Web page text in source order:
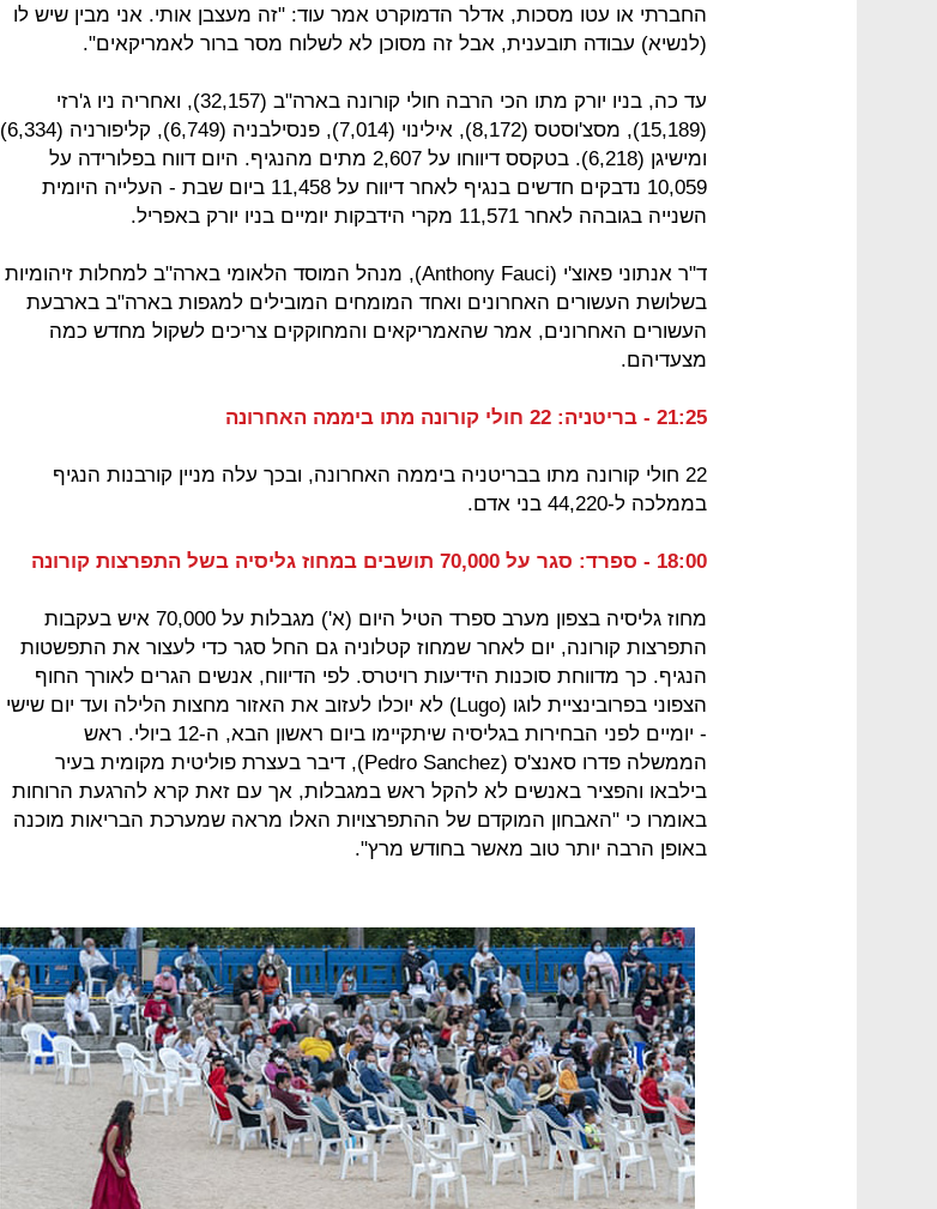
החברתי או עטו מסכות, אדלר הדמוקרט אמר עוד: "זה מעצבן אותי. אני מבין שיש לו
(לנשיא) עבודה תובענית, אבל זה מסוכן לא לשלוח מסר ברור לאמריקאים".
עד כה, בניו יורק מתו הכי הרבה חולי קורונה בארה"ב (32,157), ואחריה ניו ג'רזי
(15,189), מסצ'וסטס (8,172), אילינוי (7,014), פנסילבניה (6,749), קליפורניה (6,334)
ומישיגן (6,218). בטקסס דיווחו על 2,607 מתים מהנגיף. היום דווח בפלורידה על
10,059 נדבקים חדשים בנגיף לאחר דיווח על 11,458 ביום שבת - העלייה היומית
השנייה בגובהה לאחר 11,571 מקרי הידבקות יומיים בניו יורק באפריל.
ד"ר אנתוני פאוצ'י (Anthony Fauci), מנהל המוסד הלאומי בארה"ב למחלות זיהומיות
בשלושת העשורים האחרונים ואחד המומחים המובילים למגפות בארה"ב בארבעת
העשורים האחרונים, אמר שהאמריקאים והמחוקקים צריכים לשקול מחדש כמה
מצעדיהם.
21:25 - בריטניה: 22 חולי קורונה מתו ביממה האחרונה
22 חולי קורונה מתו בבריטניה ביממה האחרונה, ובכך עלה מניין קורבנות הנגיף
בממלכה ל-44,220 בני אדם.
18:00 - ספרד: סגר על 70,000 תושבים במחוז גליסיה בשל התפרצות קורונה
מחוז גליסיה בצפון מערב ספרד הטיל היום (א') מגבלות על 70,000 איש בעקבות
התפרצות קורונה, יום לאחר שמחוז קטלוניה גם החל סגר כדי לעצור את התפשטות
הנגיף. כך מדווחת סוכנות הידיעות רויטרס. לפי הדיווח, אנשים הגרים לאורך החוף
הצפוני בפרובינציית לוגו (Lugo) לא יוכלו לעזוב את האזור מחצות הלילה ועד יום שישי
- יומיים לפני הבחירות בגליסיה שיתקיימו ביום ראשון הבא, ה-12 ביולי. ראש
הממשלה פדרו סאנצ'ס (Pedro Sanchez), דיבר בעצרת פוליטית מקומית בעיר
בילבאו והפציר באנשים לא להקל ראש במגבלות, אך עם זאת קרא להרגעת הרוחות
באומרו כי "האבחון המוקדם של ההתפרצויות האלו מראה שמערכת הבריאות מוכנה
באופן הרבה יותר טוב מאשר בחודש מרץ".